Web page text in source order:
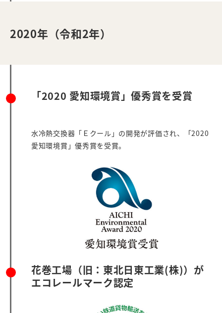
2020年（令和2年）
「2020 愛知環境賞」優秀賞を受賞
水冷熱交換器「Ｅクール」の開発が評価され、「2020
愛知環境賞」優秀賞を受賞。
花巻工場（旧：東北日東工業(株)）が
エコレールマーク認定